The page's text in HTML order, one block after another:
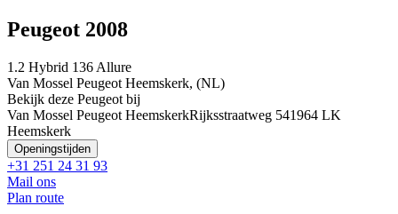
Peugeot 2008
1.2 Hybrid 136 Allure
Van Mossel Peugeot Heemskerk, (NL)
Bekijk deze Peugeot bij
Van Mossel Peugeot HeemskerkRijksstraatweg 541964 LK
Heemskerk
Openingstijden
+31 251 24 31 93
Mail ons
Plan route